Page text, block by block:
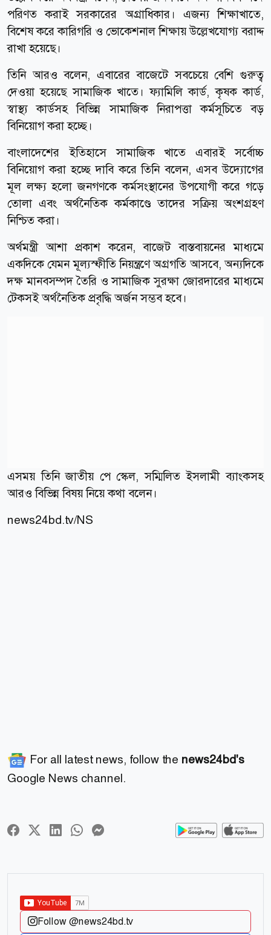
পরিণত করাই সরকারের অগ্রাধিকার। এজন্য শিক্ষাখাতে,
বিশেষ করে কারিগরি ও ভোকেশনাল শিক্ষায় উল্লেখযোগ্য বরাদ্দ
রাখা হয়েছে।
তিনি আরও বলেন, এবারের বাজেটে সবচেয়ে বেশি গুরুত্ব
দেওয়া হয়েছে সামাজিক খাতে। ফ্যামিলি কার্ড, কৃষক কার্ড,
স্বাস্থ্য কার্ডসহ বিভিন্ন সামাজিক নিরাপত্তা কর্মসূচিতে বড়
বিনিয়োগ করা হচ্ছে।
বাংলাদেশের ইতিহাসে সামাজিক খাতে এবারই সর্বোচ্চ
বিনিয়োগ করা হচ্ছে দাবি করে তিনি বলেন, এসব উদ্যোগের
মূল লক্ষ্য হলো জনগণকে কর্মসংস্থানের উপযোগী করে গড়ে
তোলা এবং অর্থনৈতিক কর্মকাণ্ডে তাদের সক্রিয় অংশগ্রহণ
নিশ্চিত করা।
অর্থমন্ত্রী আশা প্রকাশ করেন, বাজেট বাস্তবায়নের মাধ্যমে
একদিকে যেমন মূল্যস্ফীতি নিয়ন্ত্রণে অগ্রগতি আসবে, অন্যদিকে
দক্ষ মানবসম্পদ তৈরি ও সামাজিক সুরক্ষা জোরদারের মাধ্যমে
টেকসই অর্থনৈতিক প্রবৃদ্ধি অর্জন সম্ভব হবে।
এসময় তিনি জাতীয় পে স্কেল, সম্মিলিত ইসলামী ব্যাংকসহ
আরও বিভিন্ন বিষয় নিয়ে কথা বলেন।
news24bd.tv/NS
For all latest news, follow the news24bd's
Google News channel.
Follow @news24bd.tv